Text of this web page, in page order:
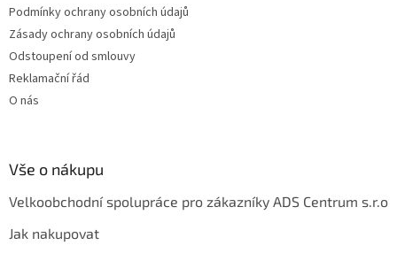
Podmínky ochrany osobních údajů
Zásady ochrany osobních údajů
Odstoupení od smlouvy
Reklamační řád
O nás
Vše o nákupu
Velkoobchodní spolupráce pro zákazníky ADS Centrum s.r.o
Jak nakupovat